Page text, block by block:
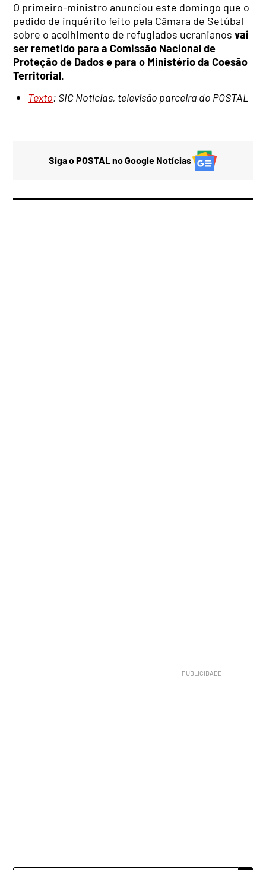
O primeiro-ministro anunciou este domingo que o
pedido de inquérito feito pela Câmara de Setúbal
sobre o acolhimento de refugiados ucranianosvai
ser remetido para a Comissão Nacional de
Proteção de Dados e para o Ministério da Coesão
Territorial.
Texto: SIC Notícias, televisão parceira do POSTAL
Siga o POSTAL no Google Notícias